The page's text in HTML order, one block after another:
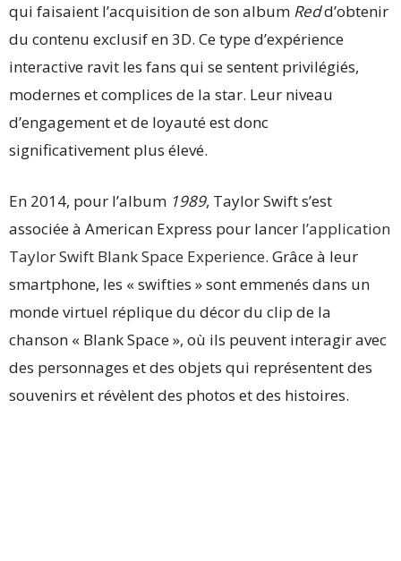
qui faisaient l’acquisition de son album Redd’obtenir
du contenu exclusif en 3D. Ce type d’expérience
interactive ravit les fans qui se sentent privilégiés,
modernes et complices de la star. Leur niveau
d’engagement et de loyauté est donc
significativement plus élevé.
En 2014, pour l’album 1989, Taylor Swift s’est
associée à American Express pour lancer l’application
Taylor Swift Blank Space Experience. Grâce à leur
smartphone, les « swifties » sont emmenés dans un
monde virtuel réplique du décor du clip de la
chanson « Blank Space », où ils peuvent interagir avec
des personnages et des objets qui représentent des
souvenirs et révèlent des photos et des histoires.